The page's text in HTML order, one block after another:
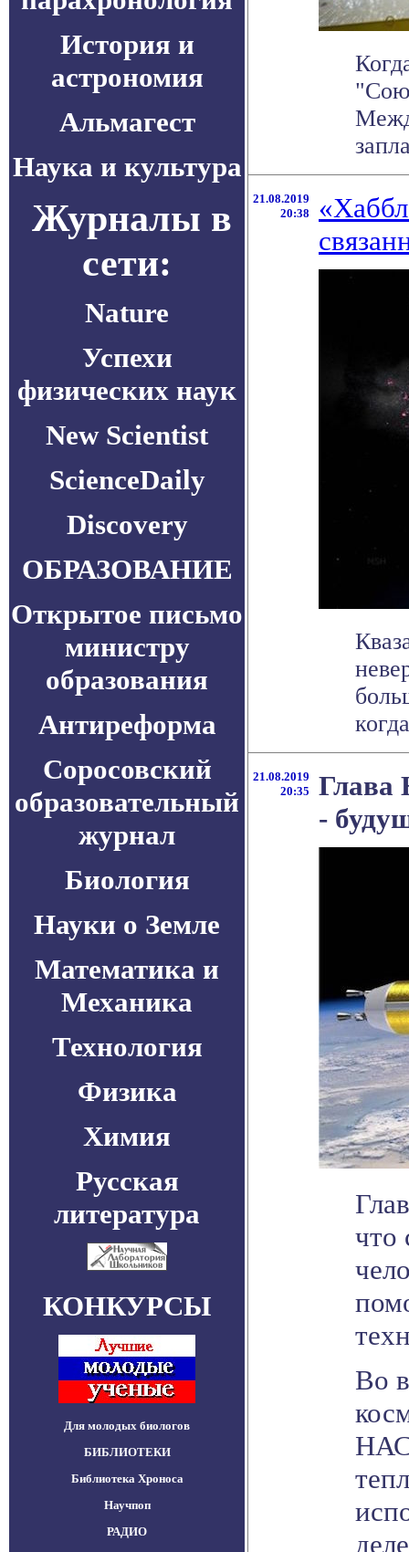
История и
астрономия
Альмагест
Наука и культура
Журналы в
сети:
Nature
Успехи
физических наук
New Scientist
ScienceDaily
Discovery
ОБРАЗОВАНИЕ
Открытое письмо
министру
образования
Антиреформа
Соросовский
образовательный
журнал
Биология
Науки о Земле
Математика и
Механика
Технология
Физика
Химия
Русская
литература
КОНКУРСЫ
Для молодых биологов
БИБЛИОТЕКИ
Библиотека Хроноса
Научпоп
РАДИО
21.08.2019
20:38
21.08.2019
20:35
Глава
-
что
Во